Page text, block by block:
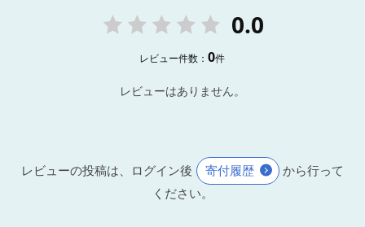
0.0
レビュー件数：0件
レビューはありません。
レビューの投稿は、ログイン後 寄付履歴
から行って
ください。